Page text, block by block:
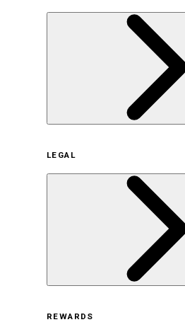
サステナビリティの
サステナビリティの取
ヒスト
採用情
LEGAL
REWARDS